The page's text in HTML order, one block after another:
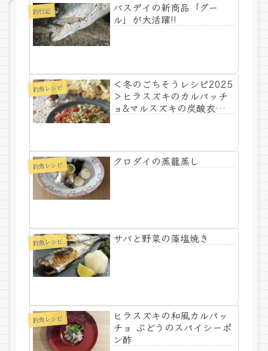
釣行記
バスデイの新商品「グー
ル」が大活躍!!
釣魚レシピ
＜冬のごちそうレシピ2025
＞ヒラスズキのカルパッチ
ョ&マルスズキの炭酸衣フラ
釣魚レシピ クロダイの蒸籠蒸し
釣魚レシピ サバと野菜の藻塩焼き
釣魚レシピ
ヒラスズキの和風カルパッ
チョ ぶどうのスパイシーポ
ン酢